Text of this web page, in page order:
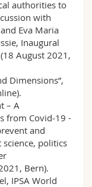
authorities to
with
Eva Maria
Inaugural
August 2021,
Dimensions”,
– A
from Covid‐19 -
and
politics
Bern).
IPSA World